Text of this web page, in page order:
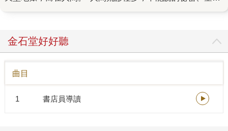
車站想必通往扭曲的時光，戲院、公墓各自不朽，時代的眼
淚放給他流。 我們著迷故事情節的荒謬、心疼字裡行間的傷
痕，卻又驚艷思宏書寫的核心──自由，必須老套卻老實地
說，真是一看吸睛，二看糾心，三看不羈，波波餘韻。於是
僅僅一次稿件來回，好人一書遂拍板定案。 作為三部曲的壓
軸之作，《樓上的好人》的製作確實是用力操刀了一番。裝
金石堂好好聽
曲目
1 書店員導讀